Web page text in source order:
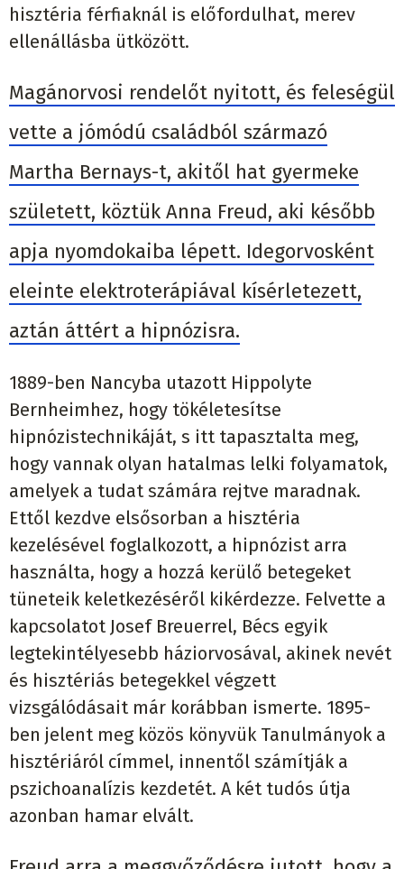
hisztéria férfiaknál is előfordulhat, merev
ellenállásba ütközött.
Magánorvosi rendelőt nyitott, és feleségül
vette a jómódú családból származó
Martha Bernays-t, akitől hat gyermeke
született, köztük Anna Freud, aki később
apja nyomdokaiba lépett. Idegorvosként
eleinte elektroterápiával kísérletezett,
aztán áttért a hipnózisra.
1889-ben Nancyba utazott Hippolyte
Bernheimhez, hogy tökéletesítse
hipnózistechnikáját, s itt tapasztalta meg,
hogy vannak olyan hatalmas lelki folyamatok,
amelyek a tudat számára rejtve maradnak.
Ettől kezdve elsősorban a hisztéria
kezelésével foglalkozott, a hipnózist arra
használta, hogy a hozzá kerülő betegeket
tüneteik keletkezéséről kikérdezze. Felvette a
kapcsolatot Josef Breuerrel, Bécs egyik
legtekintélyesebb háziorvosával, akinek nevét
és hisztériás betegekkel végzett
vizsgálódásait már korábban ismerte. 1895-
ben jelent meg közös könyvük Tanulmányok a
hisztériáról címmel, innentől számítják a
pszichoanalízis kezdetét. A két tudós útja
azonban hamar elvált.